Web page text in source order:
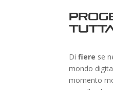
Difiere se
mondo
momento